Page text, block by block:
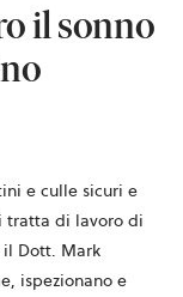
il sonno
e culle sicuri e
tratta di lavoro di
il Dott. Mark
ispezionano e